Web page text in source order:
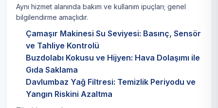
Aynı hizmet alanında bakım ve kullanım ipuçları; genel
bilgilendirme amaçlıdır.
Çamaşır Makinesi Su Seviyesi: Basınç, Sensör
ve Tahliye Kontrolü
Buzdolabı Kokusu ve Hijyen: Hava Dolaşımı ile
Gıda Saklama
Davlumbaz Yağ Filtresi: Temizlik Periyodu ve
Yangın Riskini Azaltma